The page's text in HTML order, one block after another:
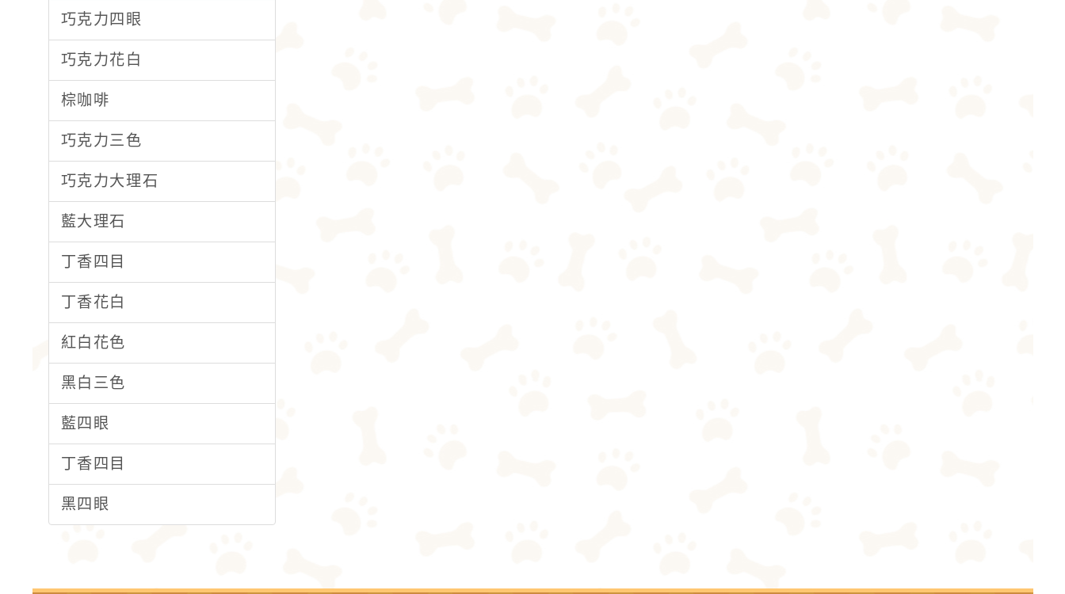
巧克力四眼
巧克力花白
棕咖啡
巧克力三色
巧克力大理石
藍大理石
丁香四目
丁香花白
紅白花色
黑白三色
藍四眼
丁香四目
黑四眼